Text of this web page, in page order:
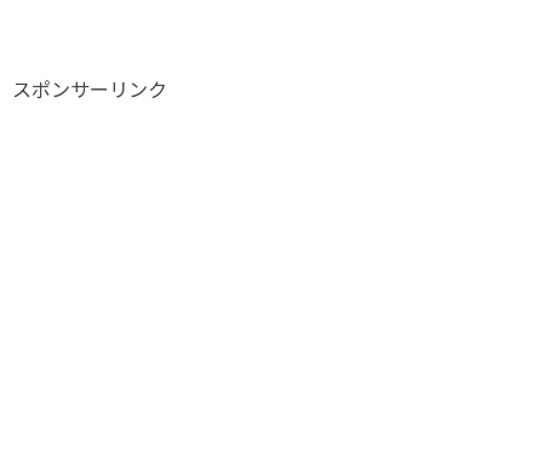
スポンサーリンク